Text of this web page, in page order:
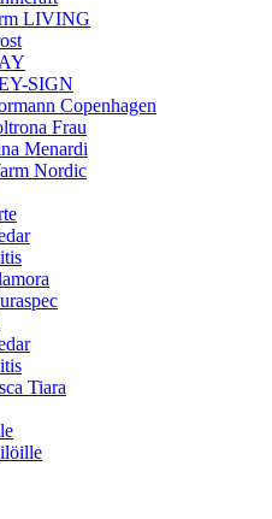
LIVING
SIGN
Copenhagen
Frau
Menardi
Nordic
Tiara